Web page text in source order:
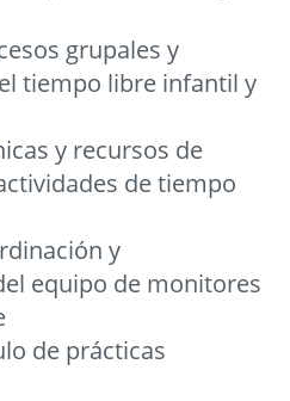
grupales y
tiempo libre infantil y
y recursos de
de tiempo
y
equipo de monitores
de prácticas